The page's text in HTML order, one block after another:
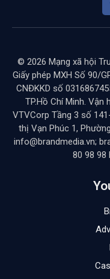
© 2026 Mạng xã hội
Giấy phép MXH Số 90/
CNĐKKD số
TP.Hồ Chí Minh. Vận
VTVCorp Tầng 3 số
thị Vạn Phúc 1,
info@brandmedia.vn;
80 98 98